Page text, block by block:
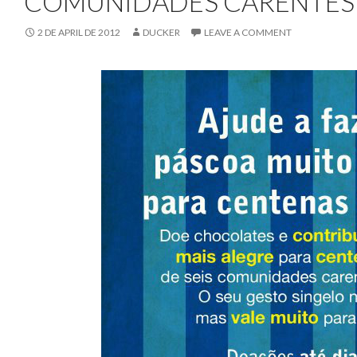
2 DE APRIL DE 2012 DUCKER LEAVE A COMMENT